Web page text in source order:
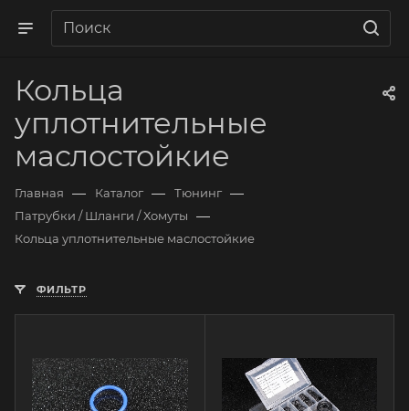
Кольца
уплотнительные
маслостойкие
Главная — Каталог — Тюнинг —
Патрубки / Шланги / Хомуты —
Кольца уплотнительные маслостойкие
ФИЛЬТР